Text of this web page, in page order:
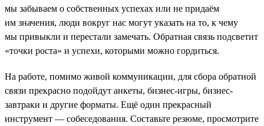
мы забываем о собственных успехах или не придаём
им значения, люди вокруг нас могут указать на то, к чему
мы привыкли и перестали замечать. Обратная связь подсветит
«точки роста» и успехи, которыми можно гордиться.
На работе, помимо живой коммуникации, для сбора обратной
связи прекрасно подойдут анкеты, бизнес-игры, бизнес-
завтраки и другие форматы. Ещё один прекрасный
инструмент — собеседования. Составьте резюме, просмотрите